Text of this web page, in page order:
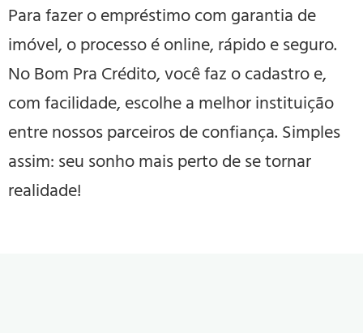
Para fazer o empréstimo com garantia de
imóvel, o processo é online, rápido e seguro.
No Bom Pra Crédito, você faz o cadastro e,
com facilidade, escolhe a melhor instituição
entre nossos parceiros de confiança. Simples
assim: seu sonho mais perto de se tornar
realidade!